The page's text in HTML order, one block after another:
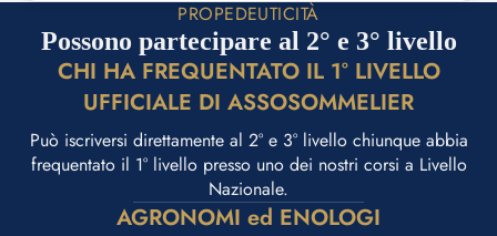
PROPEDEUTICITÀ
Possono partecipare al 2° e 3° livello
CHI HA FREQUENTATO IL 1° LIVELLO
UFFICIALE DI ASSOSOMMELIER
Può iscriversi direttamente al 2° e 3° livello chiunque abbia
frequentato il 1° livello presso uno dei nostri corsi a Livello
Nazionale.
AGRONOMI ed ENOLOGI